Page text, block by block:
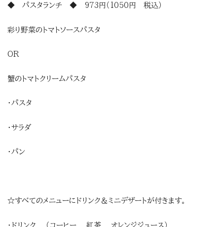
◆ パスタランチ ◆ 973円（1050円 税込）
彩り野菜のトマトソースパスタ
OR
蟹のトマトクリームパスタ
・パスタ
・サラダ
・パン
☆すべてのメニューにドリンク＆ミニデザートが付きます。
・ドリンク （コーヒー 紅茶 オレンジジュース）